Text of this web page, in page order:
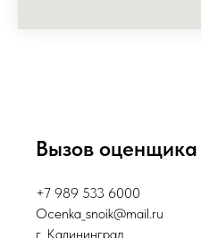
Вызов
+7 989 533 6000
Ocenka_snoik@mail.ru
г. Калининград,